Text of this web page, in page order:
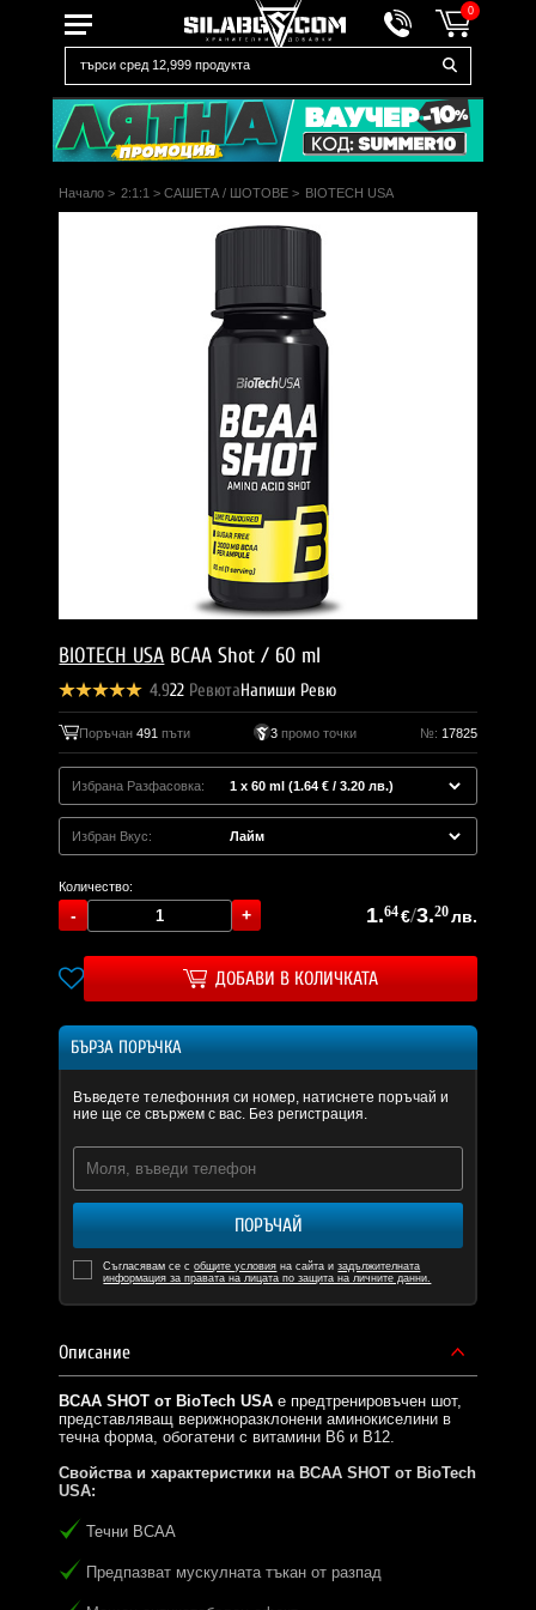
0
Начало > 2:1:1 >САШЕТА / ШОТОВЕ > BIOTECH USA
BIOTECH USA BCAA Shot / 60 ml
4.922 РевютаНапиши Ревю
Поръчан491 пъти 3промо точки №: 17825
Избрана Разфасовка:
Избран Вкус:
Количество:
1.64€/3.20лв.
ДОБАВИ В КОЛИЧКАТА
БЪРЗА ПОРЪЧКА
Въведете телефонния си номер, натиснете поръчай и
ние ще се свържем с вас. Без регистрация.
ПОРЪЧАЙ
Съгласявам се собщите условия на сайта изадължителната
информация за правата на лицата по защита на личните данни.
Описание
BCAA SHOT от BioTech USAе предтренировъчен шот,
представляващ верижноразклонени аминокиселини в
течна форма, обогатени с витамини В6 и В12.
Свойства и характеристики на BCAA SHOT от BioTech
USA:
Течни BCAA
Предпазват мускулната тъкан от разпад